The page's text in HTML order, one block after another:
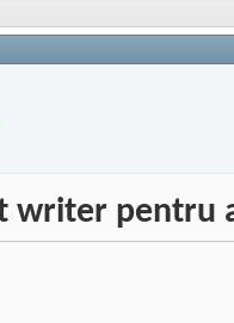
writer pentru